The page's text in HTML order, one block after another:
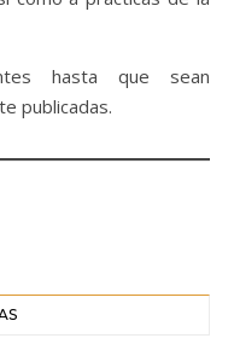
hasta que sean
publicadas.